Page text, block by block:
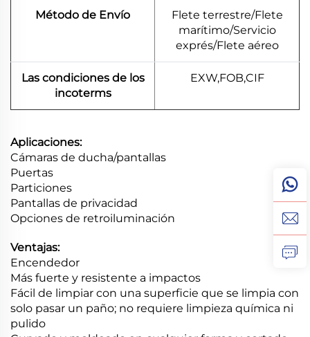
Método de Envío
Flete terrestre/Flete
marítimo/Servicio
exprés/Flete aéreo
Las condiciones de los
incoterms
EXW,FOB,CIF
Aplicaciones:
Cámaras de ducha/pantallas
Puertas
Particiones
Pantallas de privacidad
Opciones de retroiluminación
Ventajas:
Encendedor
Más fuerte y resistente a impactos
Fácil de limpiar con una superficie que se limpia con
solo pasar un paño; no requiere limpieza química ni
pulido